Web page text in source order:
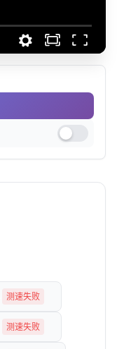
测速失败
测速失败